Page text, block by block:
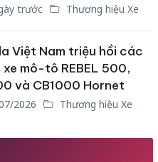
trước Thương hiệu Xe
Việt Nam triệu hồi các
xe mô-tô REBEL 500,
và CB1000 Hornet
2026 Thương hiệu Xe